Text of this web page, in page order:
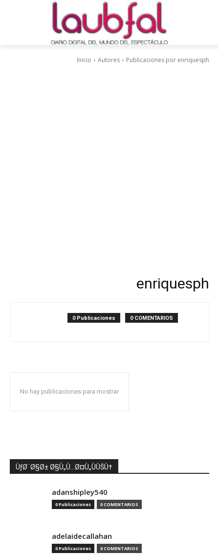
Inicio Autores Publicaciones por enriquesph
enriquesph
0 Publicaciones 0 COMENTARIOS
No hay publicaciones para mostrar
ÙƒØ¨Ø§Ø± Ø§Ù„Ù…Ø¤Ù„ÙÙŠÙ†
adanshipley540
0 Publicaciones 0 COMENTARIOS
adelaidecallahan
0 Publicaciones 0 COMENTARIOS